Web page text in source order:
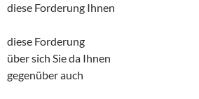
diese Forderung Ihnen
diese Forderung
über sich Sie da Ihnen
gegenüber auch